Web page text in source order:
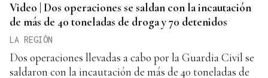
Video | Dos operaciones se saldan con la incautación
de más de 40 toneladas de droga y 70 detenidos
LA REGIÓN
Dos operaciones llevadas a cabo por la Guardia Civil se
saldaron con la incautación de más de 40 toneladas de